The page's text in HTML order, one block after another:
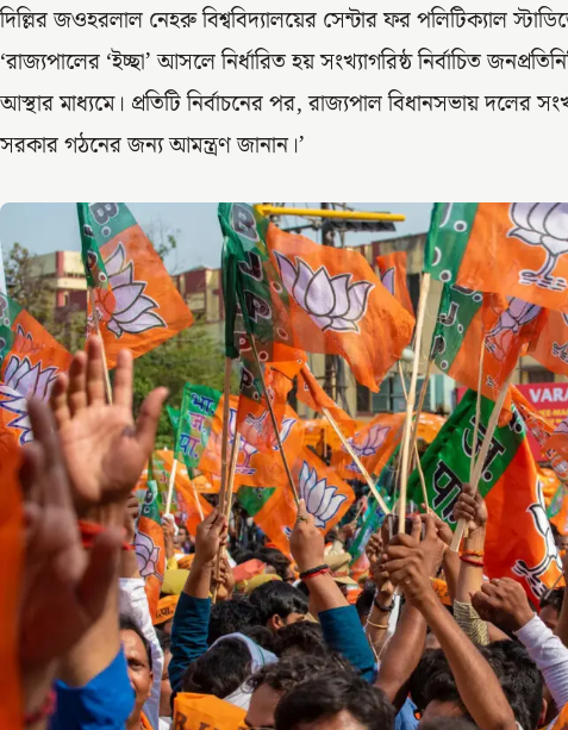
দিল্লির জওহরলাল নেহরু বিশ্ববিদ্যালয়ের সেন্টার ফর পলিটিক্যাল
‘রাজ্যপালের ‘ইচ্ছা’ আসলে নির্ধারিত হয় সংখ্যাগরিষ্ঠ নির্বাচিত
আস্থার মাধ্যমে। প্রতিটি নির্বাচনের পর, রাজ্যপাল বিধানসভায় দলের
সরকার গঠনের জন্য আমন্ত্রণ জানান।’